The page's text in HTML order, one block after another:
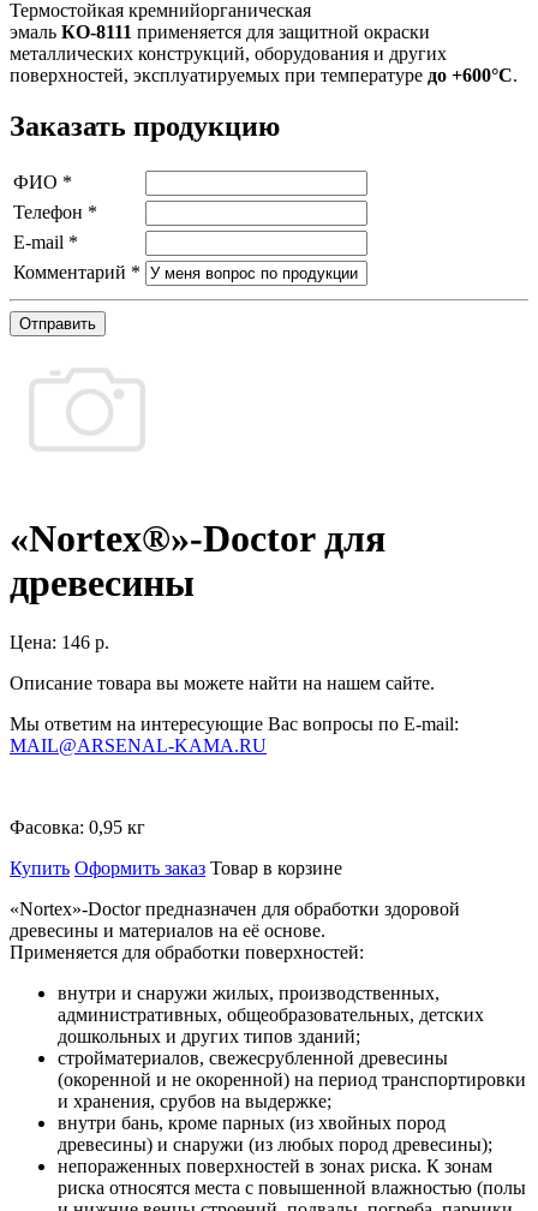
Термостойкая кремнийорганическая
эмаль КО-8111 применяется для защитной окраски
металлических конструкций, оборудования и других
поверхностей, эксплуатируемых при температуре до +600°С.
Заказать продукцию
ФИО *
Телефон *
E-mail *
Комментарий *
Отправить
«Nortex®»-Doctor для
древесины
Цена: 146 р.
Описание товара вы можете найти на нашем сайте.
Мы ответим на интересующие Вас вопросы по E-mail:
MAIL@ARSENAL-KAMA.RU
Фасовка: 0,95 кг
Купить Оформить заказ Товар в корзине
«Nortex»-Doсtor предназначен для обработки здоровой
древесины и материалов на её основе.
Применяется для обработки поверхностей:
внутри и снаружи жилых, производственных,
административных, общеобразовательных, детских
дошкольных и других типов зданий;
стройматериалов, свежесрубленной древесины
(окоренной и не окоренной) на период транспортировки
и хранения, срубов на выдержке;
внутри бань, кроме парных (из хвойных пород
древесины) и снаружи (из любых пород древесины);
непораженных поверхностей в зонах риска. К зонам
риска относятся места с повышенной влажностью (полы